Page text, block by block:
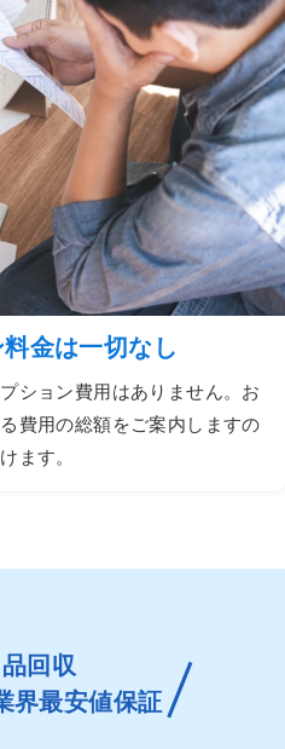
金は一切なし
ション費用はありません。お
費用の総額をご案内しますの
ます。
回収
界最安値保証